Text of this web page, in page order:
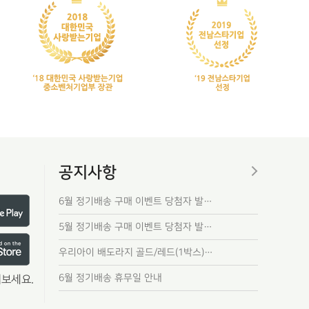
세요.
공지사항
6월 정기배송 구매 이벤트 당첨자 발…
5월 정기배송 구매 이벤트 당첨자 발…
우리아이 배도라지 골드/레드(1박스)…
6월 정기배송 휴무일 안내